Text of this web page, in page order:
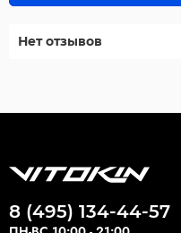
Нет отзывов
8 (495) 134-44-57